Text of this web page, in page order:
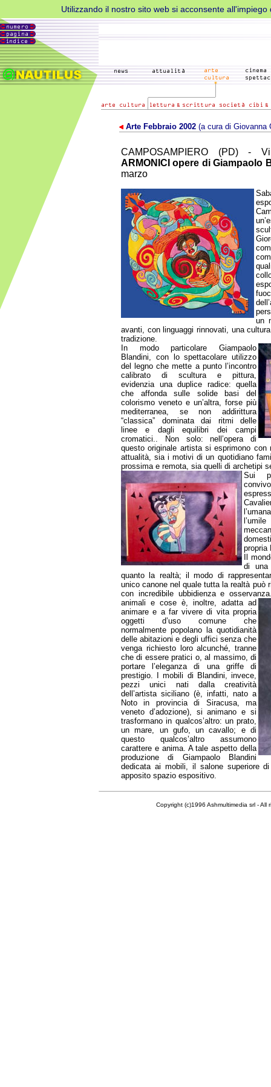
Utilizzando il nostro sito web si acconsente
Arte Febbraio 2002 (a cura di Giovanna
CAMPOSAMPIERO (PD)
ARMONICI opere di Giampaolo
marzo
un
avanti, con linguaggi rinnovati, una
tradizione.
In modo particolare Giampaolo
Blandini, con lo spettacolare utilizzo
del legno che mette a punto l’incontro
calibrato di scultura e pittura,
evidenzia una duplice radice: quella
che affonda sulle solide basi del
colorismo veneto e un’altra, forse più
mediterranea, se non addirittura
“classica” dominata dai ritmi delle
linee e dagli equilibri dei campi
cromatici.. Non solo: nell’opera di
questo originale artista si esprimono con
attualità, sia i motivi di un quotidiano
prossima e remota, sia quelli di archetipi
Sui
propria
Il
di una
quanto la realtà; il modo di
unico canone nel quale tutta la realtà può
con incredibile ubbidienza e
animali e cose è, inoltre, adatta ad
animare e a far vivere di vita propria
oggetti d’uso comune che
normalmente popolano la quotidianità
delle abitazioni e degli uffici senza che
venga richiesto loro alcunché, tranne
che di essere pratici o, al massimo, di
portare l’eleganza di una griffe di
prestigio. I mobili di Blandini, invece,
pezzi unici nati dalla creatività
dell’artista siciliano (è, infatti, nato a
Noto in provincia di Siracusa, ma
veneto d’adozione), si animano e si
trasformano in qualcos’altro: un prato,
un mare, un gufo, un cavallo; e di
questo qualcos’altro assumono
carattere e anima. A tale aspetto della
produzione di Giampaolo Blandini
dedicata ai mobili, il salone superiore
apposito spazio espositivo.
Copyright (c)1996 Ashmultimedia srl - All